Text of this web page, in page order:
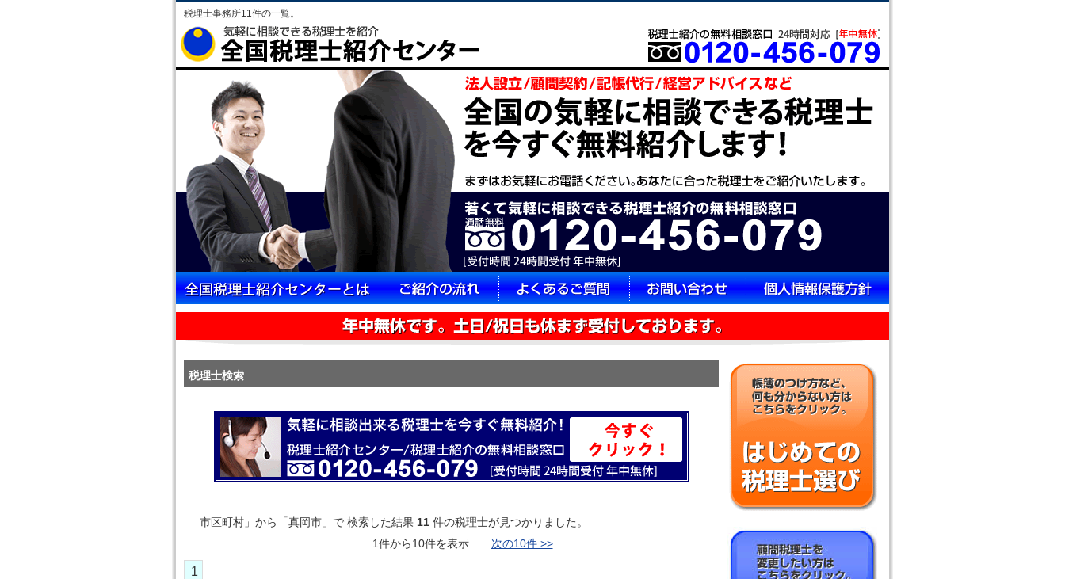
税理士事務所11件の一覧。
税理士検索
市区町村」から「真岡市」で 検索した結果 11 件の税理士が見つかりました。
1件から10件を表示 次の10件 >>
1